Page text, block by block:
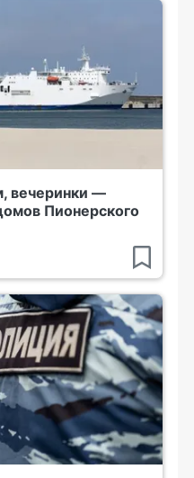
вечеринки —
Пионерского